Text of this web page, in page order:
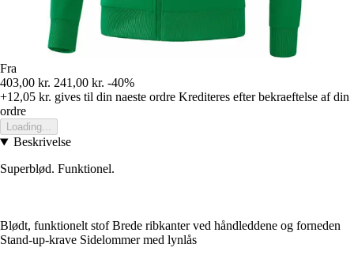
Fra
403,00 kr. 241,00 kr. -40%
+12,05 kr. gives til din naeste ordre Krediteres efter bekraeftelse af din
ordre
Loading...
Beskrivelse
Superblød. Funktionel.
Blødt, funktionelt stof Brede ribkanter ved håndleddene og forneden
Stand-up-krave Sidelommer med lynlås